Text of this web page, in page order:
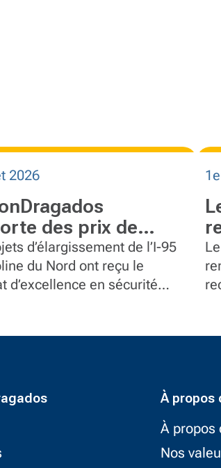
2026
des prix de
pour des projets
de l’I-95
du Nord
d’élargissement de l’I-95
du Nord ont reçu le
d’excellence en sécurité
sécurité au travail.
À propos
À propos
Nos